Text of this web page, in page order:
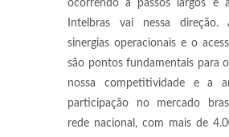
ocorrendo a passos largos e
Intelbras vai nessa
sinergias operacionais e o
são pontos fundamentais para
nossa competitividade e a
participação no mercado
rede nacional, com mais de